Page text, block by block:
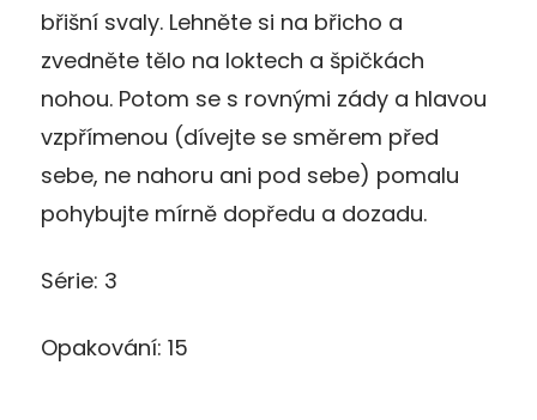
břišní svaly. Lehněte si na břicho a
zvedněte tělo na loktech a špičkách
nohou. Potom se s rovnými zády a hlavou
vzpřímenou (dívejte se směrem před
sebe, ne nahoru ani pod sebe) pomalu
pohybujte mírně dopředu a dozadu.
Série: 3
Opakování: 15